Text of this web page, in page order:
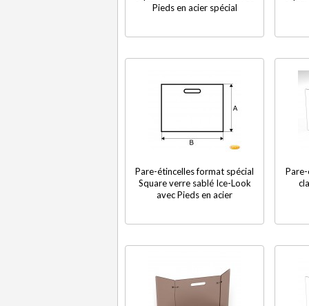
Pieds en acier spécial
Pare-étincelles format spécial
Square verre sablé Ice-Look
avec Pieds en acier